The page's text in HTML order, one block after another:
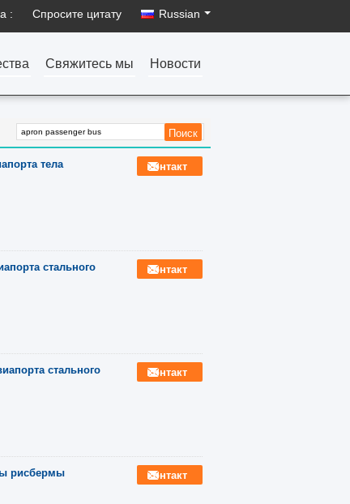
: Спросите цитату Russian
Свяжитесь мы Новости
тела
контакт
стального
контакт
стального
контакт
рисбермы
контакт